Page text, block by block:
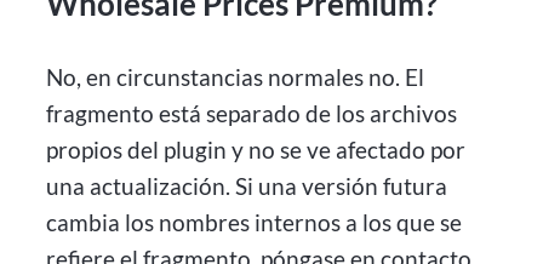
No, en circunstancias normales no. El
fragmento está separado de los archivos
propios del plugin y no se ve afectado por
una actualización. Si una versión futura
cambia los nombres internos a los que se
refiere el fragmento, póngase en contacto